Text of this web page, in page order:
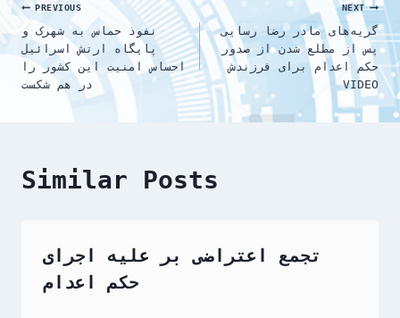
Post
navigation
PREVIOUS
نفوذ حماس به شهرک و
پایگاه ارتش اسرائیل
احساس امنیت این کشور را
در هم شکست
NEXT
گریه‌های مادر رضا رسایی
پس از مطلع شدن از صدور
حکم اعدام برای فرزندش
VIDEO
Similar Posts
تجمع اعتراضی بر علیه اجرای
حکم اعدام